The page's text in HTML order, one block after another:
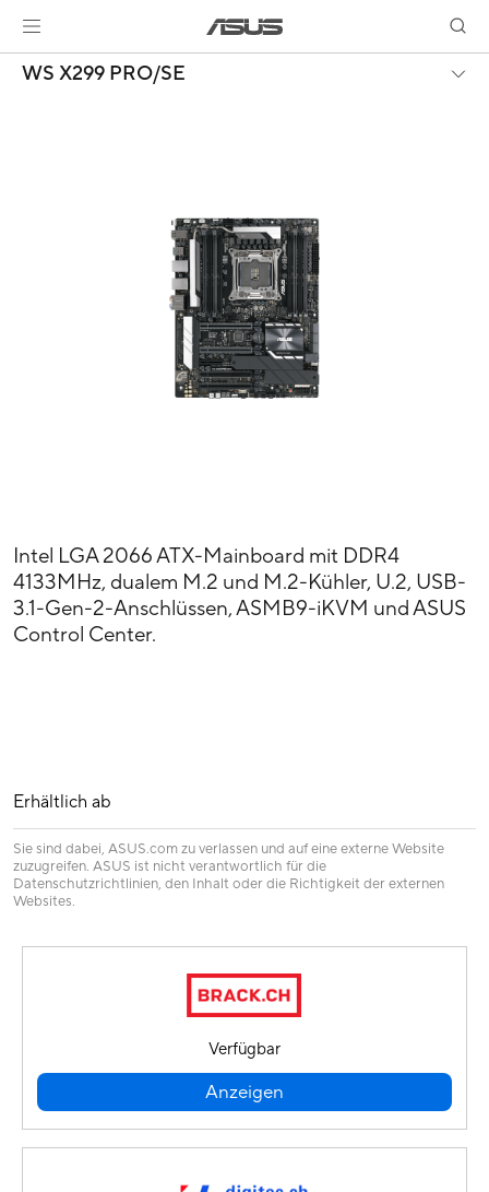
WS X299 PRO/SE
Intel LGA 2066 ATX-Mainboard mit DDR4
4133MHz, dualem M.2 und M.2-Kühler, U.2, USB-
3.1-Gen-2-Anschlüssen, ASMB9-iKVM und ASUS
Control Center.
Erhältlich ab
Sie sind dabei, ASUS.com zu verlassen und auf eine externe Website
zuzugreifen. ASUS ist nicht verantwortlich für die
Datenschutzrichtlinien, den Inhalt oder die Richtigkeit der externen
Websites.
Verfügbar
Anzeigen